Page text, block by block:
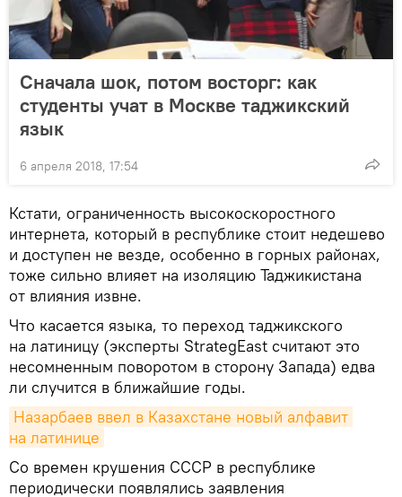
Сначала шок, потом восторг: как
студенты учат в Москве таджикский
язык
6 апреля 2018, 17:54
Кстати, ограниченность высокоскоростного
интернета, который в республике стоит недешево
и доступен не везде, особенно в горных районах,
тоже сильно влияет на изоляцию Таджикистана
от влияния извне.
Что касается языка, то переход таджикского
на латиницу (эксперты StrategEast считают это
несомненным поворотом в сторону Запада) едва
ли случится в ближайшие годы.
Назарбаев ввел в Казахстане новый алфавит
на латинице
Со времен крушения СССР в республике
периодически появлялись заявления